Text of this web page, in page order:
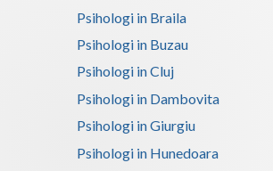
Psihologi in Braila
Psihologi in Buzau
Psihologi in Cluj
Psihologi in Dambovita
Psihologi in Giurgiu
Psihologi in Hunedoara